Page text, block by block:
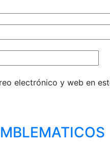
electrónico y web en